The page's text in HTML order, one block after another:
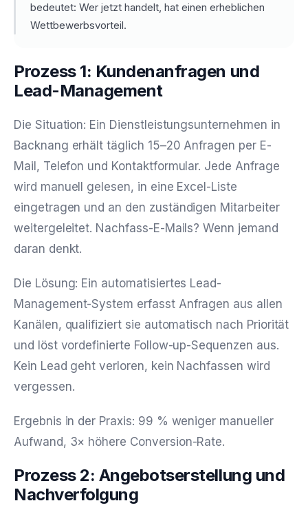
bedeutet: Wer jetzt handelt, hat einen erheblichen
Wettbewerbsvorteil.
Prozess 1: Kundenanfragen und
Lead-Management
Die Situation: Ein Dienstleistungsunternehmen in
Backnang erhält täglich 15–20 Anfragen per E-
Mail, Telefon und Kontaktformular. Jede Anfrage
wird manuell gelesen, in eine Excel-Liste
eingetragen und an den zuständigen Mitarbeiter
weitergeleitet. Nachfass-E-Mails? Wenn jemand
daran denkt.
Die Lösung: Ein automatisiertes Lead-
Management-System erfasst Anfragen aus allen
Kanälen, qualifiziert sie automatisch nach Priorität
und löst vordefinierte Follow-up-Sequenzen aus.
Kein Lead geht verloren, kein Nachfassen wird
vergessen.
Ergebnis in der Praxis: 99 % weniger manueller
Aufwand, 3× höhere Conversion-Rate.
Prozess 2: Angebotserstellung und
Nachverfolgung